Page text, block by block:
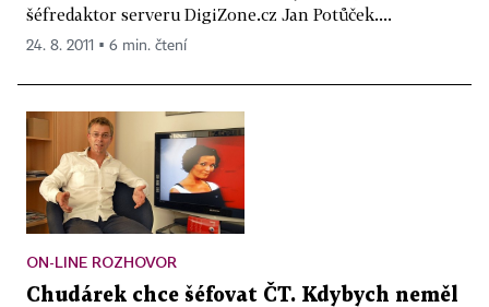
šéfredaktor serveru DigiZone.cz Jan Potůček....
24. 8. 2011 ▪ 6 min. čtení
ON-LINE ROZHOVOR
Chudárek chce šéfovat ČT. Kdybych neměl